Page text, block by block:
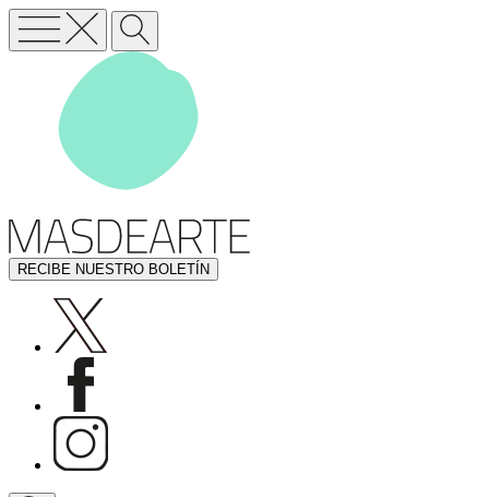
RECIBE NUESTRO BOLETÍN